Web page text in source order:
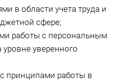
в области учета труда и
сфере;
работы с персональным
уверенного
принципами работы в